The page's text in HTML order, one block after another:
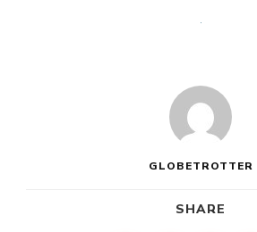
GLOBETROTTER
SHARE